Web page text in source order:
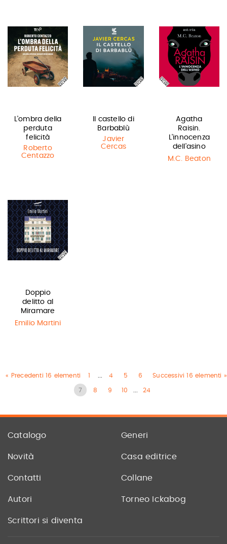
L'ombra della
perduta
felicità
Roberto
Centazzo
Il castello di
Barbablù
Javier
Cercas
Agatha
Raisin.
L'innocenza
dell'asino
M.C. Beaton
Doppio
delitto al
Miramare
Emilio Martini
« Precedenti 16 elementi Successivi 16 elementi »
1 4 5 6
7 8 9 10 24
Catalogo Generi
Novità Casa editrice
Contatti Collane
Autori Torneo Ickabog
Scrittori si diventa